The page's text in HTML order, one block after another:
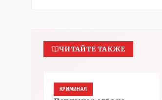
ЧИТАЙТЕ ТАКЖЕ
КРИМИНАЛ